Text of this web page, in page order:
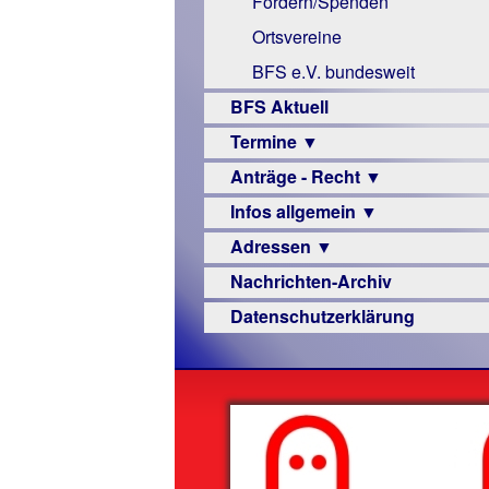
Links
Ortsvereine
BFS e.V. bundesweit
BFS Aktuell
Termine ▼
Veranstaltungsprogramme
Anträge - Recht ▼
Archiv
Urteile
Infos allgemein ▼
Sehbehinderung
Frühförderung
Schule
–
Beruf
Senioren
Hilfsmittel
Adressen ▼
Augenoptiker
Berufsbildungswerke
Hörbüchereien
Reha-
Nachrichten-Archiv
Datenschutzerklärung